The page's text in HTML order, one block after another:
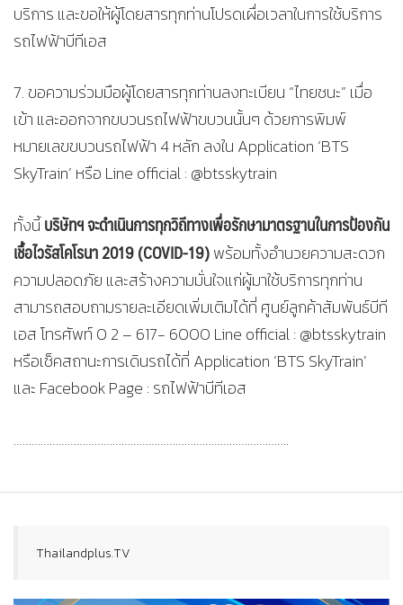
บริการ และขอให้ผู้โดยสารทุกท่านโปรดเผื่อเวลาในการใช้บริการ
รถไฟฟ้าบีทีเอส
7. ขอความร่วมมือผู้โดยสารทุกท่านลงทะเบียน “ไทยชนะ” เมื่อ
เข้า และออกจากขบวนรถไฟฟ้าขบวนนั้นๆ ด้วยการพิมพ์
หมายเลขขบวนรถไฟฟ้า 4 หลัก ลงใน Application ‘BTS
SkyTrain’ หรือ Line official : @btsskytrain
ทั้งนี้บริษัทฯ จะดำเนินการทุกวิถีทางเพื่อรักษามาตรฐานในการป้องกัน
เชื้อไวรัสโคโรนา 2019 (COVID-19)พร้อมทั้งอำนวยความสะดวก
ความปลอดภัย และสร้างความมั่นใจแก่ผู้มาใช้บริการทุกท่าน
สามารถสอบถามรายละเอียดเพิ่มเติมได้ที่ ศูนย์ลูกค้าสัมพันธ์บีที
เอส โทรศัพท์ 0 2 – 617- 6000 Line official : @btsskytrain
หรือเช็คสถานะการเดินรถได้ที่ Application ‘BTS SkyTrain’
และ Facebook Page : รถไฟฟ้าบีทีเอส
………………………………………………………………………………..
Thailandplus.TV